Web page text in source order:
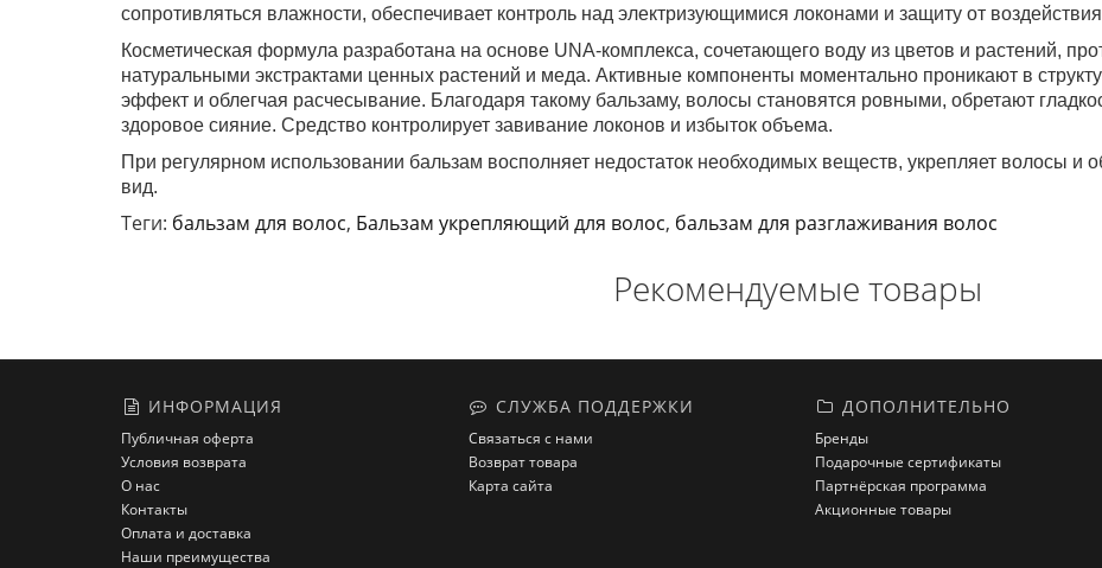
сопротивляться влажности, обеспечивает контроль над электризующимися локонами и защиту от
Косметическая формула разработана на основе UNA-комплекса, сочетающего воду из цветов и растений,
натуральными экстрактами ценных растений и меда. Активные компоненты моментально проникают в
эффект и облегчая расчесывание. Благодаря такому бальзаму, волосы становятся ровными, обретают
здоровое сияние. Средство контролирует завивание локонов и избыток объема.
При регулярном использовании бальзам восполняет недостаток необходимых веществ, укрепляет волосы и
вид.
Теги: бальзам для волос, Бальзам укрепляющий для волос, бальзам для разглаживания волос
Рекомендуемые товары
ИНФОРМАЦИЯ
Публичная оферта
Условия возврата
О нас
Контакты
Оплата и доставка
Наши преимущества
СЛУЖБА ПОДДЕРЖКИ
Связаться с нами
Возврат товара
Карта сайта
ДОПОЛНИТЕЛЬНО
Бренды
Подарочные сертификаты
Партнёрская программа
Акционные товары